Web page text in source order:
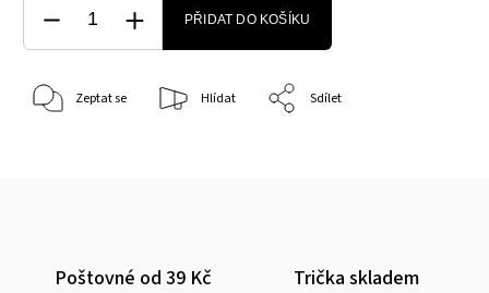
PŘIDAT DO KOŠÍKU
Zeptat se Hlídat Sdílet
Poštovné od 39 Kč Trička skladem